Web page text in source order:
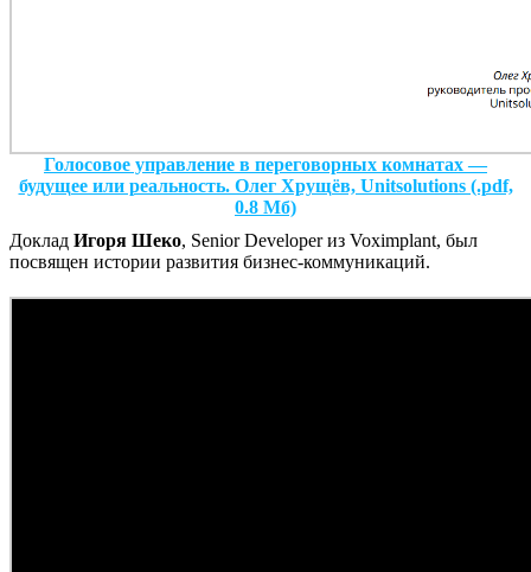
Голосовое управление в переговорных комнатах —
будущее или реальность. Олег Хрущёв, Unitsolutions (.pdf,
0.8 Мб)
Доклад Игоря Шеко, Senior Developer из Voximplant, был
посвящен истории развития бизнес-коммуникаций.